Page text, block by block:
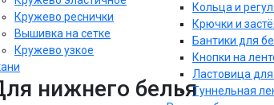
Кружево реснички
Вышивка на сетке
Кружево узкое
нижнего белья
Кольца и
Крючки и
Бантики для
Кнопки на
Ластовица
Туннельная